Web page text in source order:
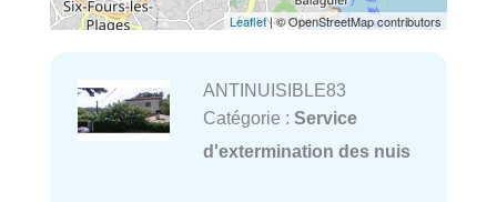
Leaflet| © OpenStreetMap contributors
ANTINUISIBLE83
Catégorie : Service
d'extermination des nuis